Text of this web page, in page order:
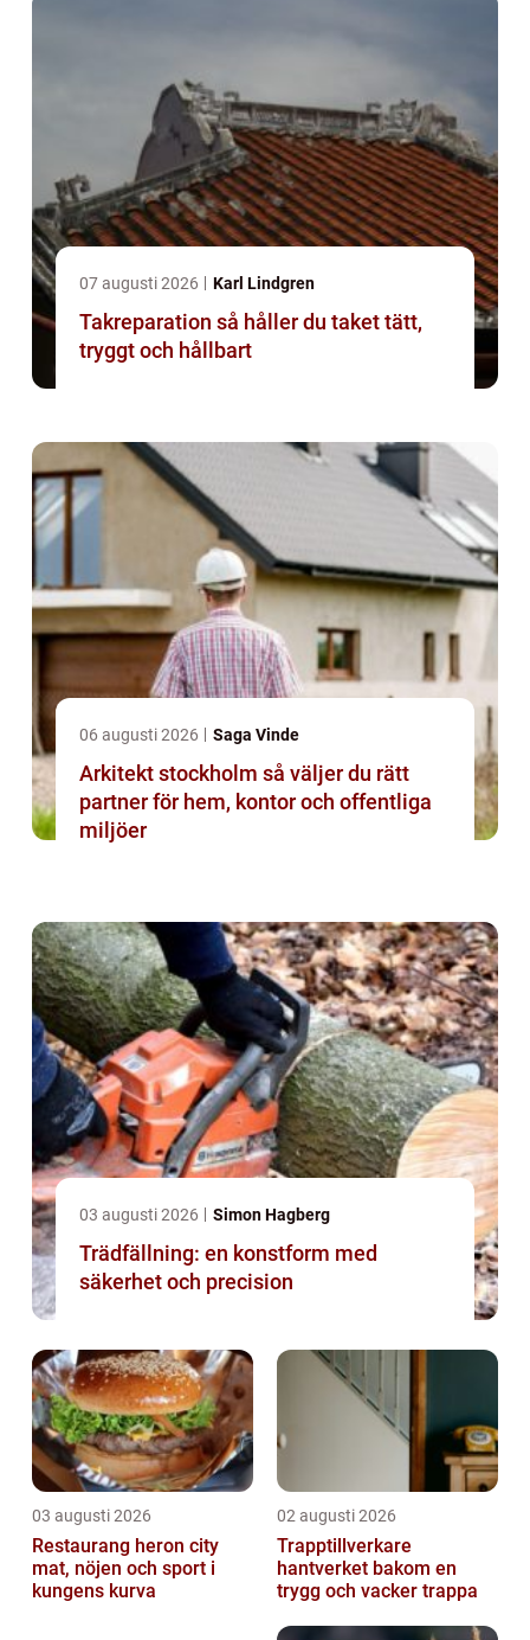
07 augusti 2026 Karl Lindgren
Takreparation så håller du taket tätt,
tryggt och hållbart
06 augusti 2026 Saga Vinde
Arkitekt stockholm så väljer du rätt
partner för hem, kontor och offentliga
miljöer
03 augusti 2026 Simon Hagberg
Trädfällning: en konstform med
säkerhet och precision
03 augusti 2026
Restaurang heron city
mat, nöjen och sport i
kungens kurva
02 augusti 2026
Trapptillverkare
hantverket bakom en
trygg och vacker trappa